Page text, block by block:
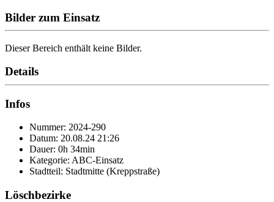
Bilder zum Einsatz
Dieser Bereich enthält keine Bilder.
Details
Infos
Nummer: 2024-290
Datum: 20.08.24 21:26
Dauer: 0h 34min
Kategorie: ABC-Einsatz
Stadtteil: Stadtmitte (Kreppstraße)
Löschbezirke